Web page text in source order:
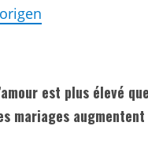
est plus élevé
mariages